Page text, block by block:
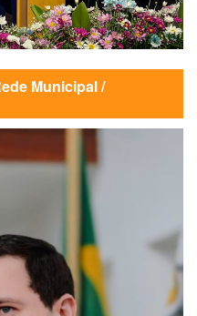
Municipal /